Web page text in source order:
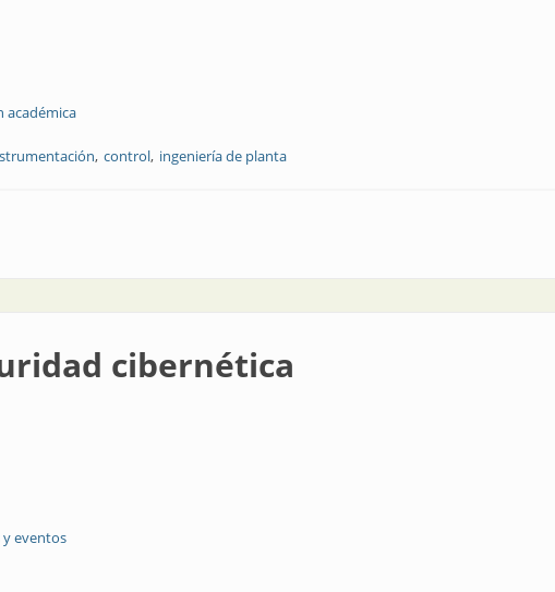
académica
control ingeniería de planta
ingeniería básica I&C
cibernética
y eventos